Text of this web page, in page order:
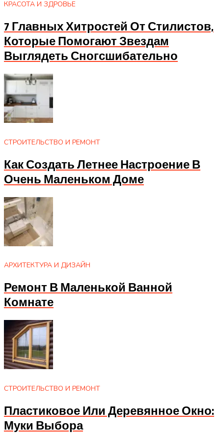
КРАСОТА И ЗДРОВЬЕ
7 Главных Хитростей От Стилистов,
Которые Помогают Звездам
Выглядеть Сногсшибательно
СТРОИТЕЛЬСТВО И РЕМОНТ
Как Создать Летнее Настроение В
Очень Маленьком Доме
АРХИТЕКТУРА И ДИЗАЙН
Ремонт В Маленькой Ванной
Комнате
СТРОИТЕЛЬСТВО И РЕМОНТ
Пластиковое Или Деревянное Окно:
Муки Выбора